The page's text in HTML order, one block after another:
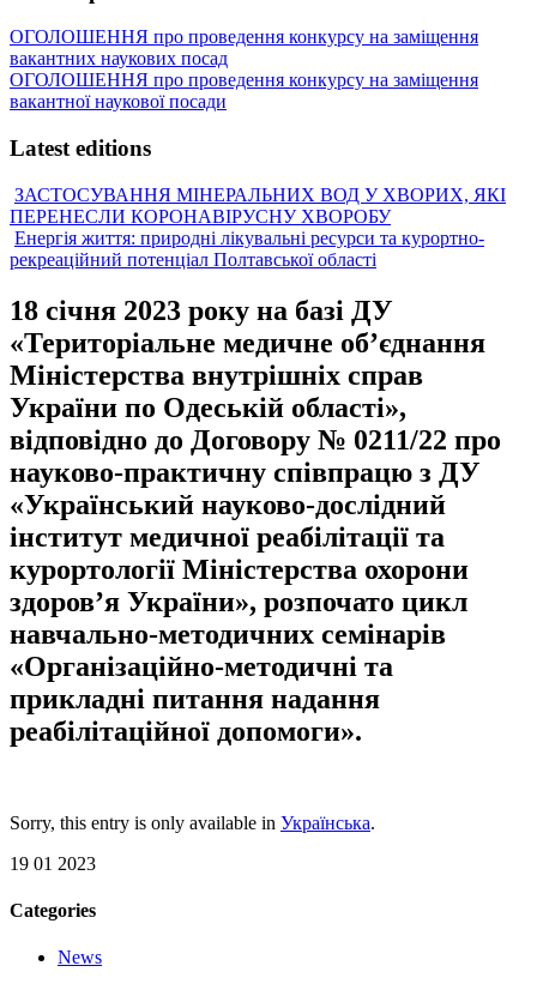
ОГОЛОШЕННЯ про проведення конкурсу на заміщення
вакантних наукових посад
ОГОЛОШЕННЯ про проведення конкурсу на заміщення
вакантної наукової посади
Latest editions
ЗАСТОСУВАННЯ МІНЕРАЛЬНИХ ВОД У ХВОРИХ, ЯКІ
ПЕРЕНЕСЛИ КОРОНАВІРУСНУ ХВОРОБУ
Енергія життя: природні лікувальні ресурси та курортно-
рекреаційний потенціал Полтавської області
18 січня 2023 року на базі ДУ
«Територіальне медичне об’єднання
Міністерства внутрішніх справ
України по Одеській області»,
відповідно до Договору № 0211/22 про
науково-практичну співпрацю з ДУ
«Український науково-дослідний
інститут медичної реабілітації та
курортології Міністерства охорони
здоров’я України», розпочато цикл
навчально-методичних семінарів
«Організаційно-методичні та
прикладні питання надання
реабілітаційної допомоги».
Sorry, this entry is only available in Українська.
19 01 2023
Categories
News